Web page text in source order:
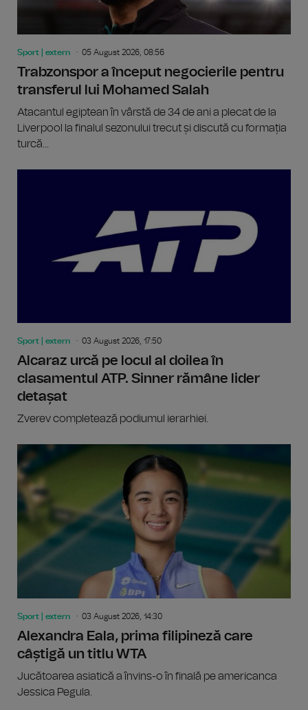
Sport | extern 05 August 2026, 08:56
Trabzonspor a început negocierile pentru
transferul lui Mohamed Salah
Atacantul egiptean în vârstă de 34 de ani a plecat de la
Liverpool la finalul sezonului trecut și discută cu formația
turcă...
Sport | extern 03 August 2026, 17:50
Alcaraz urcă pe locul al doilea în
clasamentul ATP. Sinner rămâne lider
detașat
Zverev completează podiumul ierarhiei.
Sport | extern 03 August 2026, 14:30
Alexandra Eala, prima filipineză care
câștigă un titlu WTA
Jucătoarea asiatică a învins-o în finală pe americanca
Jessica Pegula.